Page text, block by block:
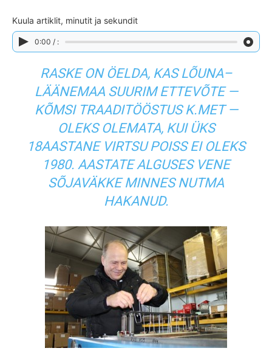
Kuula artiklit, minutit ja sekundit
0:00 / :
RASKE ON ÖELDA, KAS LÕUNA–
LÄÄNEMAA SUURIM ETTEVÕTE —
KÕMSI TRAADITÖÖSTUS K.MET —
OLEKS OLEMATA, KUI ÜKS
18AASTANE VIRTSU POISS EI OLEKS
1980. AASTATE ALGUSES VENE
SÕJAVÄKKE MINNES NUTMA
HAKANUD.